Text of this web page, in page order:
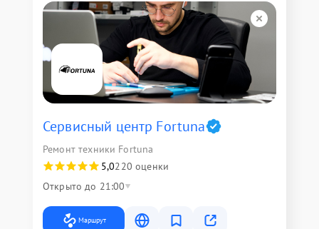
Сервисный центр Fortuna
Ремонт техники Fortuna
5,0220 оценки
Открыто до 21:00
Маршрут